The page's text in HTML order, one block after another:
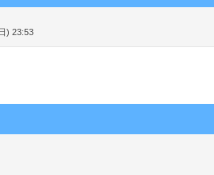
) 23:53